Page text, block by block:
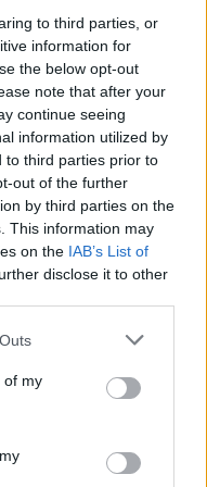
to third parties, or
information for
the below opt-out
note that after your
continue seeing
information utilized by
to third parties prior to
out of the further
by third parties on the
This information may
on the IAB’s List of
disclose it to other
of my
STREAMING
Ver perfil
@teletextopuntocom Ver perfil
DEPORTES